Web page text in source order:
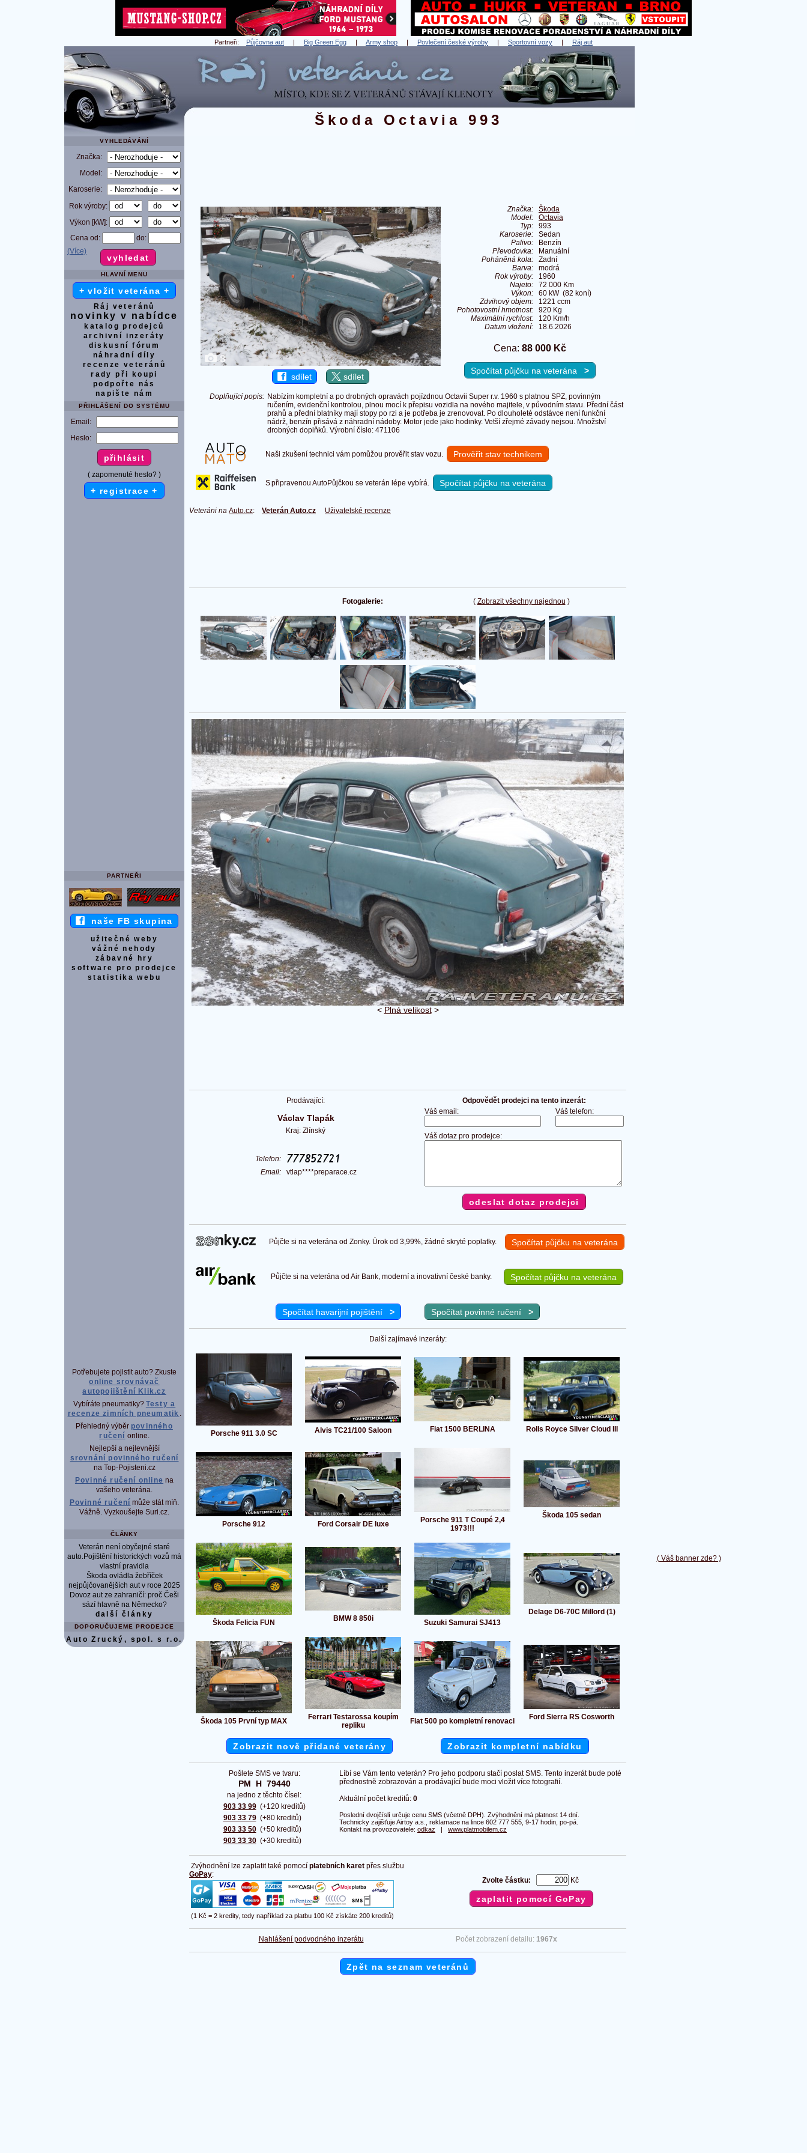
Partneři: Půjčovna aut | Big Green Egg | Army shop | Povlečení české výroby | Sportovní vozy | Ráj aut
( Váš banner zde? )
Škoda Octavia 993
VYHLEDÁVÁNÍ
Značka:
Model:
Karoserie:
Rok výroby:
Výkon [kW]:
Cena od:
do:
(Více)
HLAVNÍ MENU
+ vložit veterána +
Ráj veteránů
novinky v nabídce
katalog prodejců
archivní inzeráty
diskusní fórum
náhradní díly
recenze veteránů
rady při koupi
podpořte nás
napište nám
PŘIHLÁŠENÍ DO SYSTÉMU
Email:
Heslo:
( zapomenuté heslo? )
+ registrace +
PARTNEŘI
naše FB skupina
užitečné weby
vážné nehody
zábavné hry
software pro prodejce
statistika webu
Potřebujete pojistit auto? Zkuste
online srovnávač
autopojištění Klik.cz
Vybíráte pneumatiky? Testy a
recenze zimních pneumatik .
Přehledný výběr povinného
ručení online.
Nejlepší a nejlevnější
srovnání povinného ručení
na Top-Pojisteni.cz
Povinné ručení online na
vašeho veterána.
Povinné ručení může stát míň.
Vážně. Vyzkoušejte Suri.cz.
ČLÁNKY
Veterán není obyčejné staré
auto.Pojištění historických vozů má
vlastní pravidla
Škoda ovládla žebříček
nejpůjčovanějších aut v roce 2025
Dovoz aut ze zahraničí: proč Češi
sází hlavně na Německo?
další články
DOPORUČUJEME PRODEJCE
Auto Zrucký, spol. s r.o.
8
sdílet sdílet
Značka:
Škoda
Model:
Octavia
Typ:
993
Karoserie:
Sedan
Palivo:
Benzín
Převodovka:
Manuální
Poháněná kola:
Zadní
Barva:
modrá
Rok výroby:
1960
Najeto:
72 000 Km
Výkon:
60 kW (82 koní)
Zdvihový objem:
1221 ccm
Pohotovostní hmotnost:
920 Kg
Maximální rychlost:
120 Km/h
Datum vložení:
18.6.2026
Cena: 88 000 Kč
Spočítat půjčku na veterána >
Doplňující popis: Nabízím kompletní a po drobných opravách pojízdnou Octavii Super r.v. 1960 s platnou SPZ, povinným
ručením, evidenční kontrolou, plnou mocí k přepisu vozidla na nového majitele, v původním stavu. Přední část
prahů a přední blatníky mají stopy po rzi a je potřeba je zrenovovat. Po dlouholeté odstávce není funkční
nádrž, benzín přisává z náhradní nádoby. Motor jede jako hodinky. Vetší zřejmé závady nejsou. Množství
drobných doplňků. Výrobní číslo: 471106
Naši zkušení technici vám pomůžou prověřit stav vozu. Prověřit stav technikem
S připravenou AutoPůjčkou se veterán lépe vybírá. Spočítat půjčku na veterána
Veteráni na Auto.cz: Veterán Auto.cz Uživatelské recenze
( Zobrazit všechny najednou )
Fotogalerie:
< Plná velikost>
Prodávající:
Václav Tlapák
Kraj: Zlínský
Telefon:
Email: vtlap****preparace.cz
Odpovědět prodejci na tento inzerát:
Váš email:
Váš telefon:
Váš dotaz pro prodejce:
Půjčte si na veterána od Zonky. Úrok od 3,99%, žádné skryté poplatky. Spočítat půjčku na veterána
Půjčte si na veterána od Air Bank, moderní a inovativní české banky. Spočítat půjčku na veterána
Spočítat havarijní pojištění > Spočítat povinné ručení >
Další zajímavé inzeráty:
Porsche 911 3.0 SC Alvis TC21/100 Saloon Fiat 1500 BERLINA Rolls Royce Silver Cloud III
Porsche 912 Ford Corsair DE luxe
Porsche 911 T Coupé 2,4
1973!!!
Škoda 105 sedan
Škoda Felicia FUN BMW 8 850i Suzuki Samurai SJ413
Delage D6-70C Millord (1)
Škoda 105 První typ MAX
Ferrari Testarossa koupím
repliku
Fiat 500 po kompletní renovaci Ford Sierra RS Cosworth
Zobrazit nově přidané veterány Zobrazit kompletní nabídku
Pošlete SMS ve tvaru:
PM  H  79440
na jedno z těchto čísel:
903 33 99
903 33 79
903 33 50
903 33 30
(+120 kreditů)
(+80 kreditů)
(+50 kreditů)
(+30 kreditů)
Líbí se Vám tento veterán? Pro jeho podporu stačí poslat SMS. Tento inzerát bude poté
přednostně zobrazován a prodávající bude moci vložit více fotografií.
Aktuální počet kreditů: 0
Poslední dvojčíslí určuje cenu SMS (včetně DPH). Zvýhodnění má platnost 14 dní.
Technicky zajišťuje Airtoy a.s., reklamace na lince 602 777 555, 9-17 hodin, po-pá.
Kontakt na provozovatele: odkaz | www.platmobilem.cz
Zvýhodnění lze zaplatit také pomocí platebních karet přes službu
GoPay:
(1 Kč = 2 kredity, tedy například za platbu 100 Kč získáte 200 kreditů)
Zvolte částku: Kč
Nahlášení podvodného inzerátu Počet zobrazení detailu: 1967x
Zpět na seznam veteránů